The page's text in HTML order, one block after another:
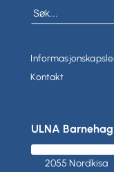
ULNA
2055 Nordkisa
Søk
etter:
Kontakt